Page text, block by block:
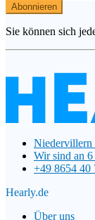
Abonnieren
Sie können sich
Niedervillern
Wir sind an 6
+49 8654 40
Hearly.de
Über uns